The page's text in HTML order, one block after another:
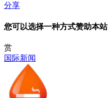
分享
您可以选择一种方式赞助本站
赏
国际新闻